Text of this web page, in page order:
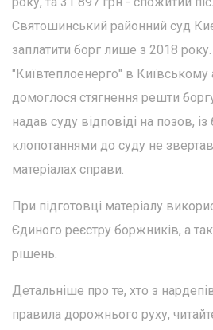
Святошинський районний суд
заплатити борг лише з 2018
"Київтеплоенерго" в Київському
домоглося стягнення решти
надав суду відповіді на позов,
клопотаннями до суду не
матеріалах справи.
При підготовці матеріалу
Єдиного реєстру боржників, а
рішень.
Детальніше про те, хто з
правила дорожнього руху,